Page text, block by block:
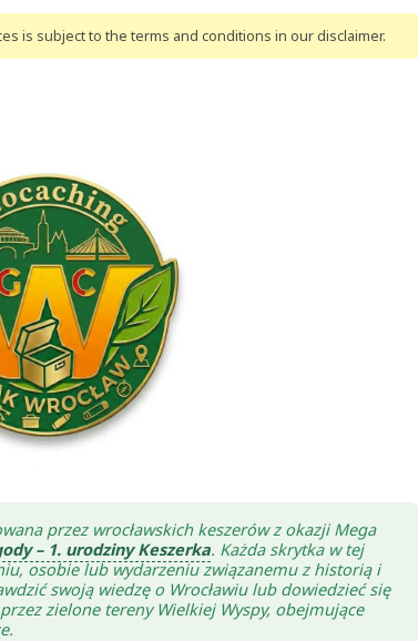
is subject to the terms and conditions in our disclaimer.
przez wrocławskich keszerów z okazji Mega
– 1. urodziny Keszerka. Każda skrytka w tej
osobie lub wydarzeniu związanemu z historią i
swoją wiedzę o Wrocławiu lub dowiedzieć się
zielone tereny Wielkiej Wyspy, obejmujące